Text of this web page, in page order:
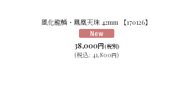
絞り込む
風化龍鱗・鳳凰天珠 42mm 【170126】
38,000円(税別)
(税込: 41,800円)